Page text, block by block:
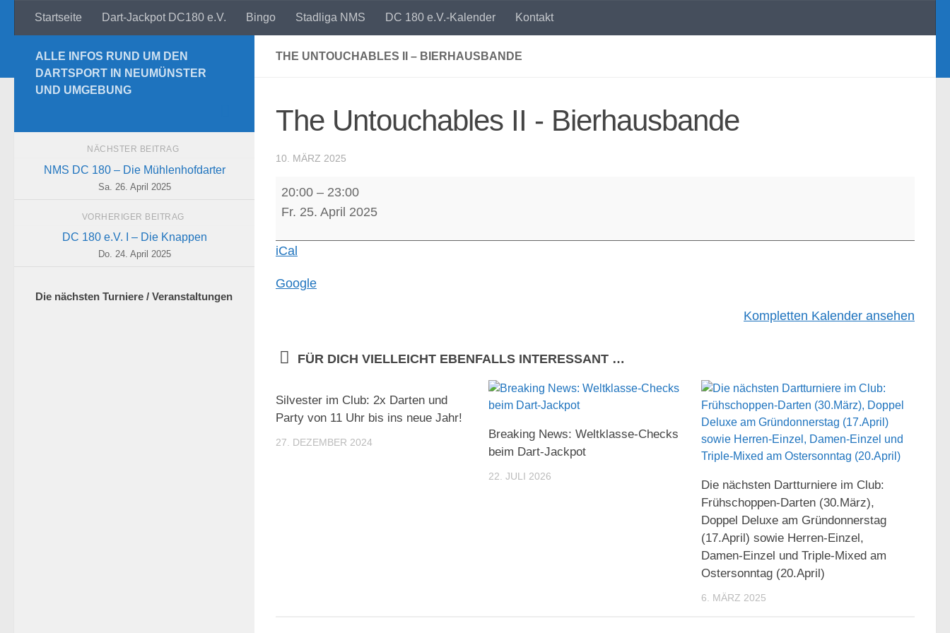
Zum Inhalt springen
Startseite Dart-Jackpot DC180 e.V. Bingo Stadliga NMS DC 180 e.V.-Kalender Kontakt
THE UNTOUCHABLES II – BIERHAUSBANDE
The Untouchables II - Bierhausbande
10. MÄRZ 2025
The
Untouchables
-
20:00 – 23:00
Fr. 25. April 2025
iCal
Google
Kompletten Kalender ansehen
FÜR DICH VIELLEICHT EBENFALLS INTERESSANT …
Silvester im Club: 2x Darten und
Party von 11 Uhr bis ins neue Jahr!
27. DEZEMBER 2024
Breaking News: Weltklasse-Checks
beim Dart-Jackpot
22. JULI 2026
Die nächsten Dartturniere im Club:
Frühschoppen-Darten (30.März),
Doppel Deluxe am Gründonnerstag
(17.April) sowie Herren-Einzel,
Damen-Einzel und Triple-Mixed am
Ostersonntag (20.April)
6. MÄRZ 2025
ALLE INFOS RUND UM DEN
DARTSPORT IN NEUMÜNSTER
UND UMGEBUNG
NÄCHSTER BEITRAG
NMS DC 180 – Die Mühlenhofdarter
Sa. 26. April 2025
VORHERIGER BEITRAG
DC 180 e.V. I – Die Knappen
Do. 24. April 2025
Die nächsten Turniere / Veranstaltungen